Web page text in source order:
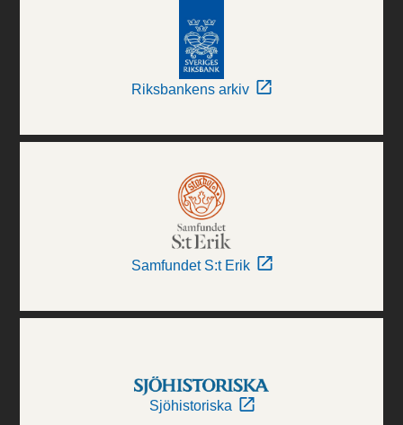
Riksbankens arkiv
Samfundet S:t Erik
Sjöhistoriska